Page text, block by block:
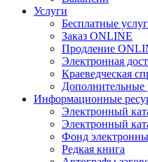
Услуги
Бесплатные
Заказ ONLINE
Продление
Электронная
Краеведческая
Дополнительные
Информационные
Электронный
Электронный
Фонд
Редкая книга